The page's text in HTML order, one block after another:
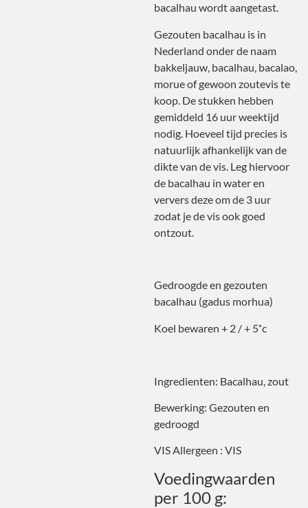
bacalhau wordt aangetast.
Gezouten bacalhau is in
Nederland onder de naam
bakkeljauw, bacalhau, bacalao,
morue of gewoon zoutevis te
koop. De stukken hebben
gemiddeld 16 uur weektijd
nodig. Hoeveel tijd precies is
natuurlijk afhankelijk van de
dikte van de vis. Leg hiervoor
de bacalhau in water en
ververs deze om de 3 uur
zodat je de vis ook goed
ontzout.
Gedroogde en gezouten
bacalhau (gadus morhua)
Koel bewaren + 2 / + 5˚c
Ingredienten: Bacalhau, zout
Bewerking: Gezouten en
gedroogd
VIS Allergeen : VIS
Voedingwaarden
per 100 g: